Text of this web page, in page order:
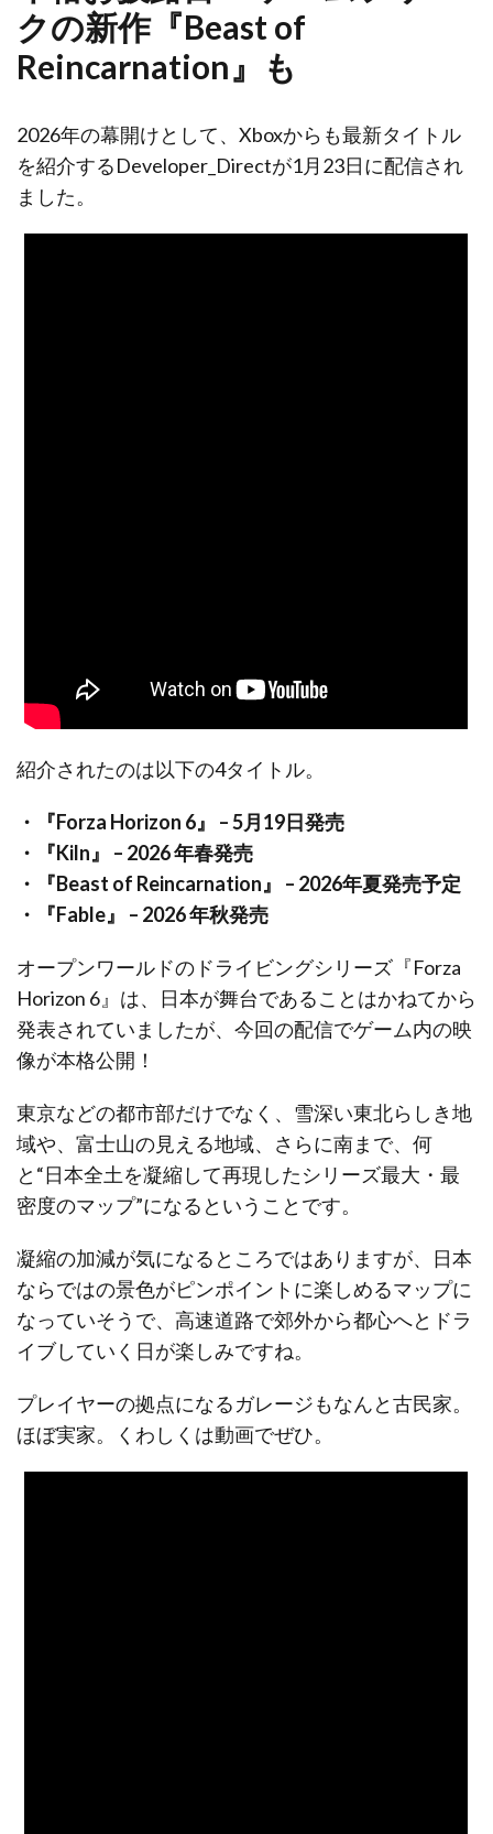
クの新作『Beast of
Reincarnation』も
2026年の幕開けとして、Xboxからも最新タイトル
を紹介するDeveloper_Directが1月23日に配信され
ました。
紹介されたのは以下の4タイトル。
・『Forza Horizon 6』 – 5月19日発売
・『Kiln』 – 2026 年春発売
・『Beast of Reincarnation』 – 2026年夏発売予定
・『Fable』 – 2026 年秋発売
オープンワールドのドライビングシリーズ『Forza
Horizon 6』は、日本が舞台であることはかねてから
発表されていましたが、今回の配信でゲーム内の映
像が本格公開！
東京などの都市部だけでなく、雪深い東北らしき地
域や、富士山の見える地域、さらに南まで、何
と“日本全土を凝縮して再現したシリーズ最大・最
密度のマップ”になるということです。
凝縮の加減が気になるところではありますが、日本
ならではの景色がピンポイントに楽しめるマップに
なっていそうで、高速道路で郊外から都心へとドラ
イブしていく日が楽しみですね。
プレイヤーの拠点になるガレージもなんと古民家。
ほぼ実家。くわしくは動画でぜひ。